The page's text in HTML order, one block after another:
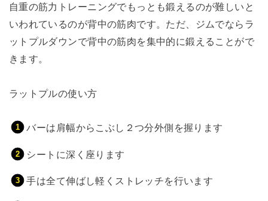
自重の筋力トレーニングでもっとも鍛えるのが難しいと
いわれているのが背中の筋肉です。ただ、ジムでならラ
ットプルダウンで背中の筋肉を集中的に鍛えることがで
きます。
ラットプルの使い方
バーは肩幅からこぶし２つ分外側を握ります
シートに深く座ります
手は全て伸ばし軽くストレッチを行います